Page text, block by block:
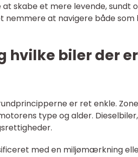
skabe et mere levende, sundt
at navigere både som
hvilke biler der er
er ret enkle.
type og alder. Dieselbiler,
med en miljømærkning